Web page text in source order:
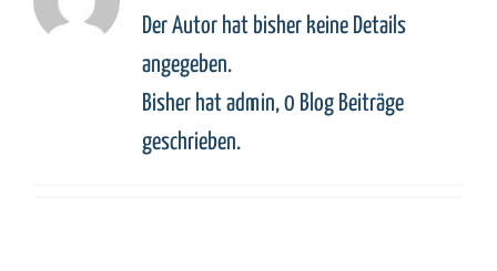
Der Autor hat bisher keine Details
angegeben.
Bisher hat admin, 0 Blog Beiträge
geschrieben.